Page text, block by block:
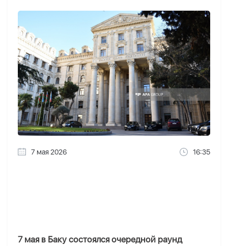
7 мая 2026 16:35
7 мая в Баку состоялся очередной раунд